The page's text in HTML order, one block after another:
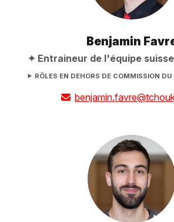
Benjamin
Entraineur de l'équipe
RÔLES EN DEHORS DE COMMISSION